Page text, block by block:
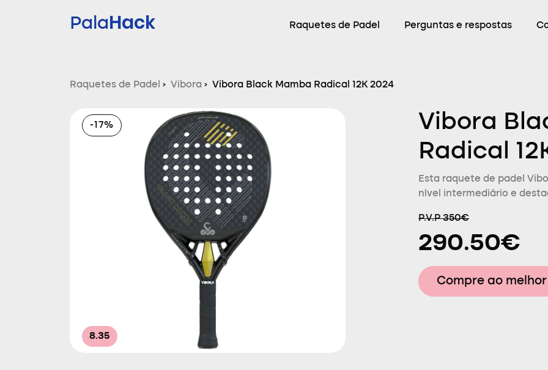
PalaHack Raquetes de Padel Perguntas e respostas
Raquetes de Padel › Vibora › Vibora Black Mamba Radical 12K 2024
-17%
8.35
Vibora
Radical
Esta raquete de padel
nível intermediário e
P.V.P 350€
290.50€
Compre ao